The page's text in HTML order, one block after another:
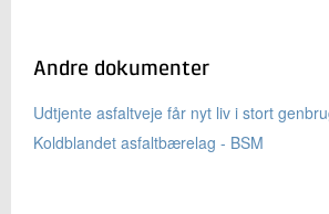
Andre dokumenter
Udtjente asfaltveje får nyt liv i stort
Koldblandet asfaltbærelag - BSM